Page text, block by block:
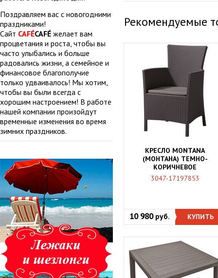
Поздравляем вас с новогодними
праздниками!
Сайт CAFÉCAFÉ желает вам
процветания и роста, чтобы вы
часто улыбались и больше
радовались жизни, а семейное и
финансовое благополучие
только удваивалось! Мы хотим,
чтобы вы были всегда с
хорошим настроением! В работе
нашей компании произойдут
временные изменения во время
зимних праздников.
Рекомендуемые
КРЕСЛО MONTANA
(МОНТАНА) ТЕМНО-
КОРИЧНЕВОЕ
3047-17197853
10 980 руб. КУПИТЬ